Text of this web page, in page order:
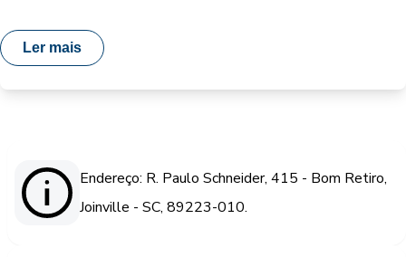
Ler mais
Endereço: R. Paulo Schneider, 415 - Bom Retiro,
Joinville - SC, 89223-010.